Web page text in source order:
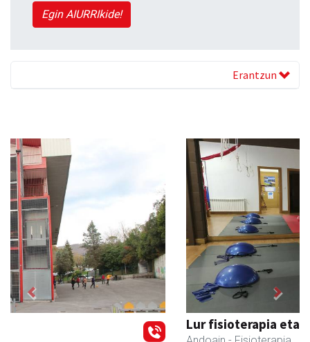
Egin AIURRIkide!
Erantzun
Lur fisioterapia eta pilates zentroa
Previous Next